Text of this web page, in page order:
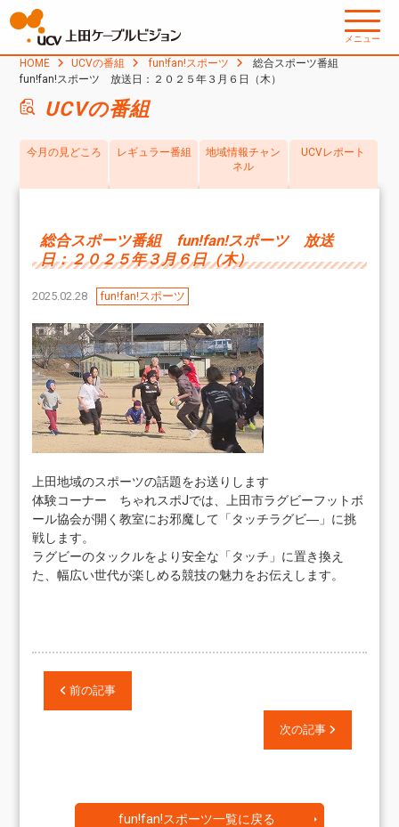
メニュー
HOME UCVの番組 fun!fan!スポーツ
総合スポーツ番組
fun!fan!スポーツ 放送日：２０２５年３月６日（木）
UCVの番組
今月の見どころ レギュラー番組
地域情報チャン
ネル
UCVレポート
総合スポーツ番組 fun!fan!スポーツ 放送
日：２０２５年３月６日（木）
2025.02.28 fun!fan!スポーツ
上田地域のスポーツの話題をお送りします
体験コーナー ちゃれスポJでは、上田市ラグビーフットボ
ール協会が開く教室にお邪魔して「タッチラグビ―」に挑
戦します。
ラグビーのタックルをより安全な「タッチ」に置き換え
た、幅広い世代が楽しめる競技の魅力をお伝えします。
前の記事
次の記事
fun!fan!スポーツ一覧に戻る